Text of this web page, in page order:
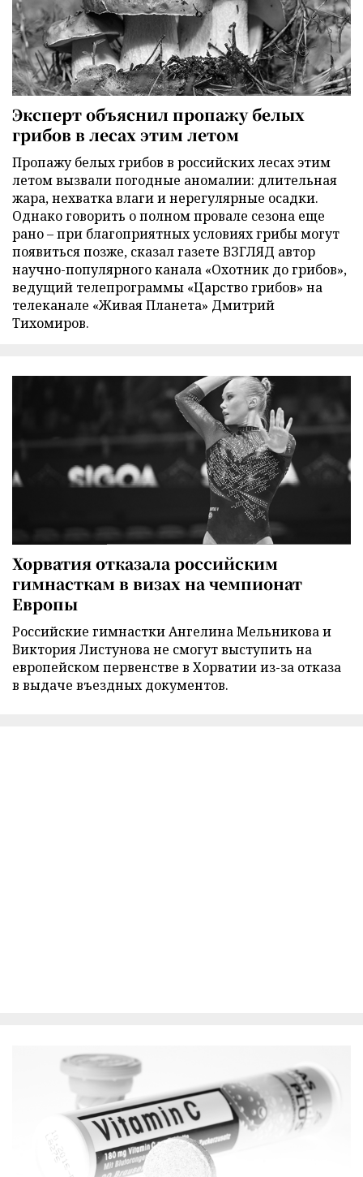
Эксперт объяснил пропажу белых
грибов в лесах этим летом
Пропажу белых грибов в российских лесах этим
летом вызвали погодные аномалии: длительная
жара, нехватка влаги и нерегулярные осадки.
Однако говорить о полном провале сезона еще
рано – при благоприятных условиях грибы могут
появиться позже, сказал газете ВЗГЛЯД автор
научно-популярного канала «Охотник до грибов»,
ведущий телепрограммы «Царство грибов» на
телеканале «Живая Планета» Дмитрий
Тихомиров.
Хорватия отказала российским
гимнасткам в визах на чемпионат
Европы
Российские гимнастки Ангелина Мельникова и
Виктория Листунова не смогут выступить на
европейском первенстве в Хорватии из-за отказа
в выдаче въездных документов.